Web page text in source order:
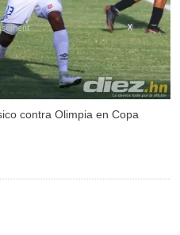
contra Olimpia en Copa
X